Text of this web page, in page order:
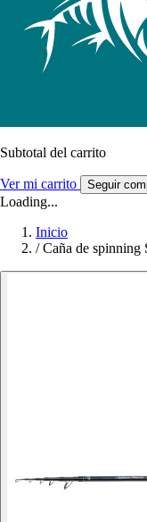
Subtotal del carrito
Ver mi carrito Seguir
Loading...
Inicio
/ Caña de spinning